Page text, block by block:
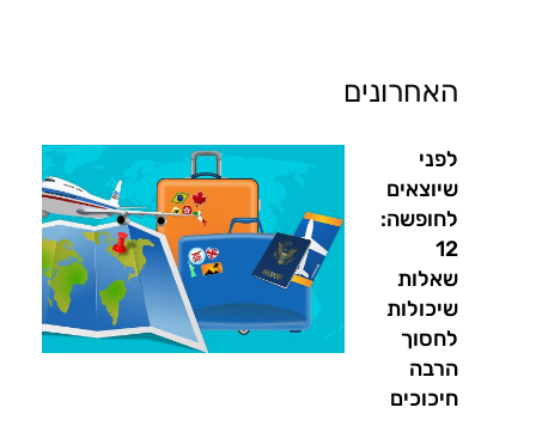
האחרונים
לפני
שיוצאים
לחופשה:
12
שאלות
שיכולות
לחסוך
הרבה
חיכוכים